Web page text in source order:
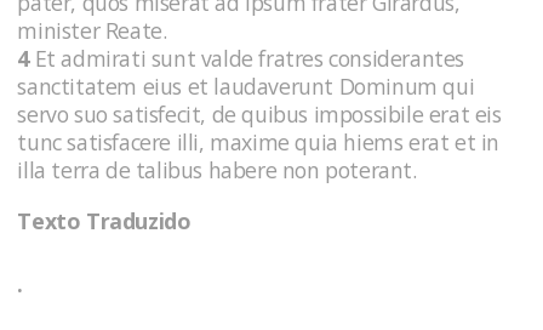
minister Reate.
4Et admirati sunt valde fratres considerantes
sanctitatem eius et laudaverunt Dominum qui
servo suo satisfecit, de quibus impossibile erat eis
tunc satisfacere illi, maxime quia hiems erat et in
illa terra de talibus habere non poterant.
Texto Traduzido
.